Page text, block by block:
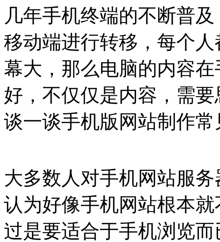
几年手机终端的不断普
移动端进行转移，每个
幕大，那么电脑的内容
好，不仅仅是内容，需
谈一谈手机版网站制作
大多数人对手机网站服
认为好像手机网站根本
过是要适合于手机浏览